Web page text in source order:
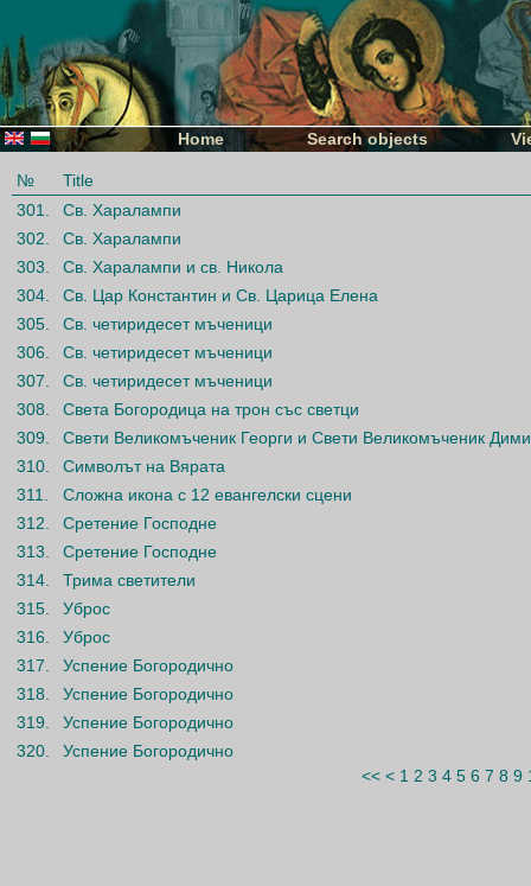
Home Search objects
№
Title
301.
Св. Харалампи
302.
Св. Харалампи
303.
Св. Харалампи и св. Никола
304.
Св. Цар Константин и Св. Царица Елена
305.
Св. четиридесет мъченици
306.
Св. четиридесет мъченици
307.
Св. четиридесет мъченици
308.
Света Богородица на трон със светци
309.
Свети Великомъченик Георги и Свети Великомъченик
310.
Символът на Вярата
311.
Сложна икона с 12 евангелски сцени
312.
Сретение Господне
313.
Сретение Господне
314.
Трима светители
315.
Уброс
316.
Уброс
317.
Успение Богородично
318.
Успение Богородично
319.
Успение Богородично
320.
Успение Богородично
<< < 1 2 3 4 5 6 7 8 9